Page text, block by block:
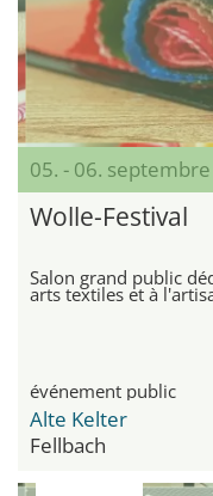
05. - 06.
Wolle-Festival
Salon grand public
arts textiles et à
événement public
Alte Kelter
Fellbach